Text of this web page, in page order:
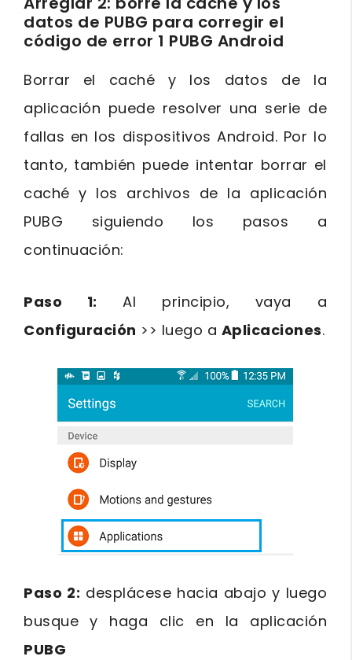
datos de PUBG para corregir el
código de error 1 PUBG Android
Borrar el caché y los datos de la
aplicación puede resolver una serie de
fallas en los dispositivos Android. Por lo
tanto, también puede intentar borrar el
caché y los archivos de la aplicación
PUBG siguiendo los pasos a
continuación:
Paso 1: Al principio, vaya a
Configuración >> luego a Aplicaciones.
Paso 2: desplácese hacia abajo y luego
busque y haga clic en la aplicación
PUBG